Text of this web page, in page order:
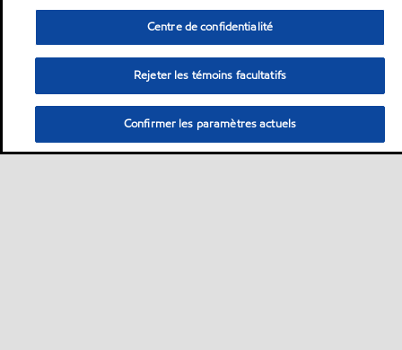
Centre de confidentialité
Rejeter les témoins facultatifs
Confirmer les paramètres actuels